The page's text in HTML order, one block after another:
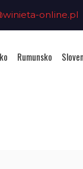
online.pl
Rumunsko